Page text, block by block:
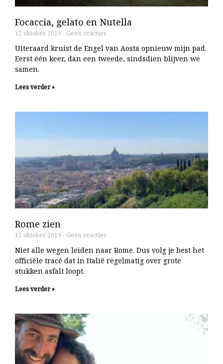
Focaccia, gelato en Nutella
12 oktober 2019 Geen reacties
Uiteraard kruist de Engel van Aosta opnieuw mijn pad.
Eerst één keer, dan een tweede, sindsdien blijven we
samen.
Lees verder »
Rome zien
12 oktober 2019 Geen reacties
Niet alle wegen leiden naar Rome. Dus volg je best het
officiële tracé dat in Italië regelmatig over grote
stukken asfalt loopt.
Lees verder »